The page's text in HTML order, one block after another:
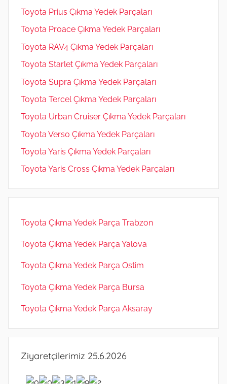
Toyota Prius Çıkma Yedek Parçaları
Toyota Proace Çıkma Yedek Parçaları
Toyota RAV4 Çıkma Yedek Parçaları
Toyota Starlet Çıkma Yedek Parçaları
Toyota Supra Çıkma Yedek Parçaları
Toyota Tercel Çıkma Yedek Parçaları
Toyota Urban Cruiser Çıkma Yedek Parçaları
Toyota Verso Çıkma Yedek Parçaları
Toyota Yaris Çıkma Yedek Parçaları
Toyota Yaris Cross Çıkma Yedek Parçaları
Toyota Çıkma Yedek Parça Trabzon
Toyota Çıkma Yedek Parça Yalova
Toyota Çıkma Yedek Parça Ostim
Toyota Çıkma Yedek Parça Bursa
Toyota Çıkma Yedek Parça Aksaray
Ziyaretçilerimiz 25.6.2026